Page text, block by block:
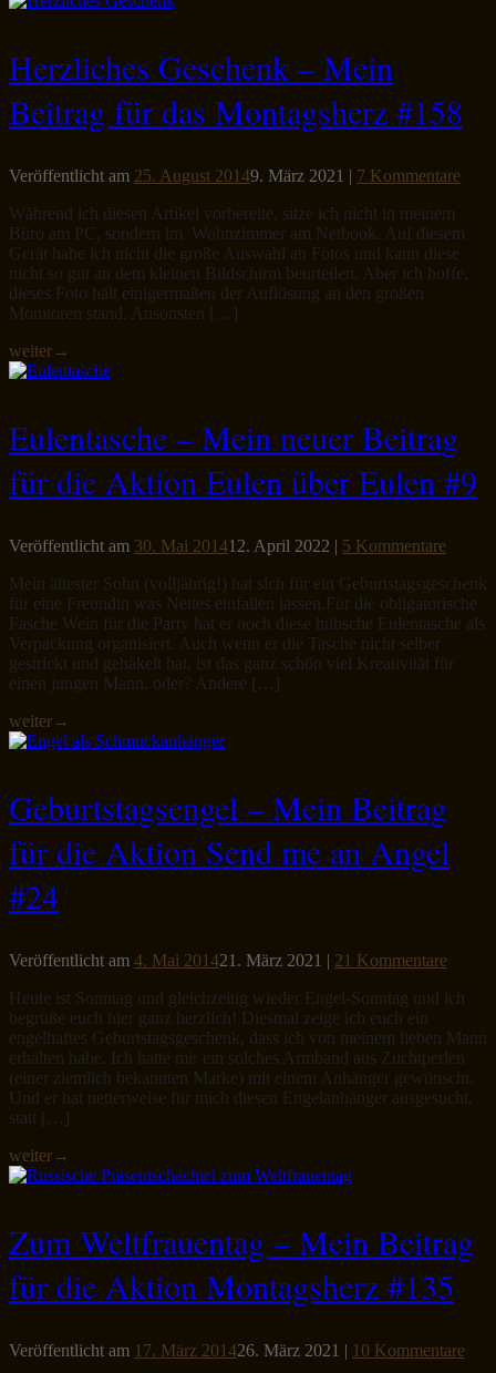
Herzliches Geschenk – Mein
Beitrag für das Montagsherz #158
Veröffentlicht am 25. August 20149. März 2021 | 7 Kommentare
Während ich diesen Artikel vorbereite, sitze ich nicht in meinem
Büro am PC, sondern im Wohnzimmer am Netbook. Auf diesem
Gerät habe ich nicht die große Auswahl an Fotos und kann diese
nicht so gut an dem kleinen Bildschirm beurteilen. Aber ich hoffe,
dieses Foto hält einigermaßen der Auflösung an den großen
Monitoren stand. Ansonsten […]
weiter→
Eulentasche – Mein neuer Beitrag
für die Aktion Eulen über Eulen #9
Veröffentlicht am 30. Mai 201412. April 2022 | 5 Kommentare
Mein ältester Sohn (volljährig!) hat sich für ein Geburtstagsgeschenk
für eine Freundin was Nettes einfallen lassen.Für die obligatorische
Fasche Wein für die Party hat er noch diese hübsche Eulentasche als
Verpackung organisiert. Auch wenn er die Tasche nicht selber
gestrickt und gehäkelt hat, ist das ganz schön viel Kreativität für
einen jungen Mann, oder? Andere […]
weiter→
Geburtstagsengel – Mein Beitrag
für die Aktion Send me an Angel
#24
Veröffentlicht am 4. Mai 201421. März 2021 | 21 Kommentare
Heute ist Sonntag und gleichzeitig wieder Engel-Sonntag und ich
begrüße euch hier ganz herzlich! Diesmal zeige ich euch ein
engelhaftes Geburtstagsgeschenk, dass ich von meinem lieben Mann
erhalten habe. Ich hatte mir ein solches Armband aus Zuchtperlen
(einer ziemlich bekannten Marke) mit einem Anhänger gewünscht.
Und er hat netterweise für mich diesen Engelanhänger ausgesucht,
statt […]
weiter→
Zum Weltfrauentag – Mein Beitrag
für die Aktion Montagsherz #135
Veröffentlicht am 17. März 201426. März 2021 | 10 Kommentare